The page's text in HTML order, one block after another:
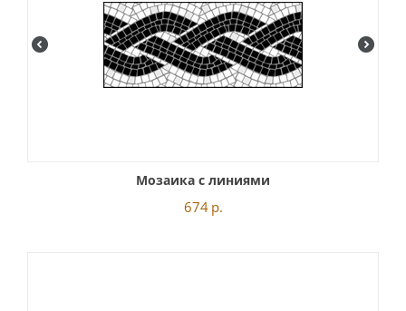
Мозаика с линиями
674 р.